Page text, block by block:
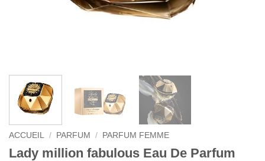
ACCUEIL / PARFUM / PARFUM FEMME
Lady million fabulous Eau De Parfum